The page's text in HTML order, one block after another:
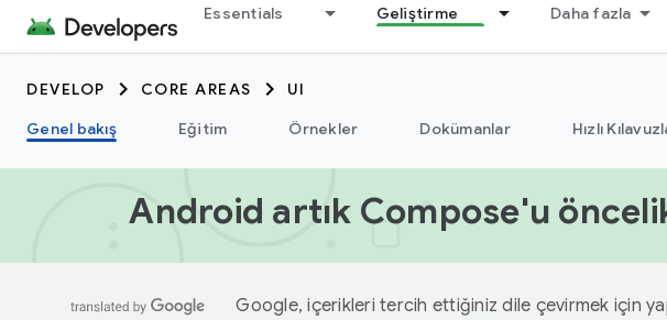
Essentials Geliştirme Daha fazla
DEVELOP CORE AREAS
UI
Genel bakış
Eğitim Örnekler Dokümanlar Hızlı
Android artık Compose'u
Google, içerikleri tercih ettiğiniz dile çevirmek için